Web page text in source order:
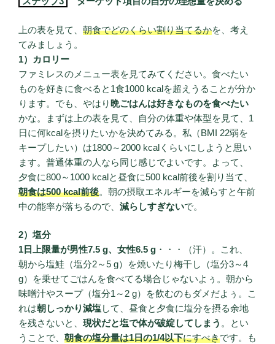
上の表を見て、 朝食でどのくらい割り当てるかを、考え
てみましょう。
1）カロリー
ファミレスのメニュー表を見てみてください。食べたい
ものを好きに食べると1食1000 kcalを超えうることが分か
ります。でも、やはり 晩ごはんは好きなものを食べたい
かな。まずは上の表を見て、自分の体重や体型を見て、1
日に何kcalを摂りたいかを決めてみる。私（BMI 22弱を
キープしたい）は1800～2000 kcalくらいにしようと思い
ます。普通体重の人なら同じ感じでよいです。よって、
夕食に800～1000 kcalと昼食に500 kcal前後を割り当て、
朝食は500 kcal前後。朝の摂取エネルギーを減らすと午前
中の能率が落ちるので、 減らしすぎないで。
2）塩分
1日上限量が男性7.5 g、女性6.5 g ・・・（汗）。これ、
朝から塩鮭（塩分2～5 g）を焼いたり梅干し（塩分3～4
g）を乗せてごはんを食べてる場合じゃないよぅ。朝から
味噌汁やスープ（塩分1～2 g）を飲むのもダメだよぅ。こ
れは朝しっかり減塩して、昼食と夕食に塩分を摂る余地
を残さないと、 現状だと塩で体が破綻してしまう 。とい
うことで、 朝食の塩分量は1日の1/4以下にすべきです。も